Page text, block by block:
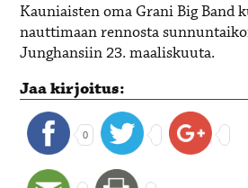
Kauniaisten oma Grani Big Band
nauttimaan rennosta
Junghansiin 23. maaliskuuta.
Jaa kirjoitus:
0